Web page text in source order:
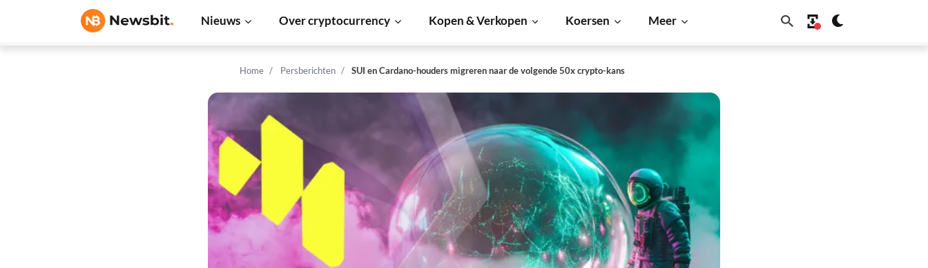
Nieuws Over cryptocurrency Kopen & Verkopen Koersen Meer
Home Persberichten SUI en Cardano-houders migreren naar de volgende 50x crypto-kans